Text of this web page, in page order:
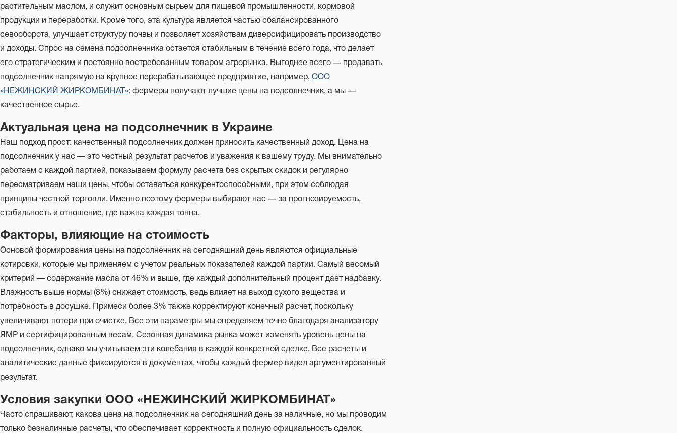
растительным маслом, и служит основным сырьем для пищевой промышленности, кормовой
продукции и переработки. Кроме того, эта культура является частью сбалансированного
севооборота, улучшает структуру почвы и позволяет хозяйствам диверсифицировать производство
и доходы. Спрос на семена подсолнечника остается стабильным в течение всего года, что делает
его стратегическим и постоянно востребованным товаром агрорынка. Выгоднее всего — продавать
подсолнечник напрямую на крупное перерабатывающее предприятие, например, ООО
«НЕЖИНСКИЙ ЖИРКОМБИНАТ»: фермеры получают лучшие цены на подсолнечник, а мы —
качественное сырье.
Актуальная цена на подсолнечник в Украине
Наш подход прост: качественный подсолнечник должен приносить качественный доход. Цена на
подсолнечник у нас — это честный результат расчетов и уважения к вашему труду. Мы внимательно
работаем с каждой партией, показываем формулу расчета без скрытых скидок и регулярно
пересматриваем наши цены, чтобы оставаться конкурентоспособными, при этом соблюдая
принципы честной торговли. Именно поэтому фермеры выбирают нас — за прогнозируемость,
стабильность и отношение, где важна каждая тонна.
Факторы, влияющие на стоимость
Основой формирования цены на подсолнечник на сегодняшний день являются официальные
котировки, которые мы применяем с учетом реальных показателей каждой партии. Самый весомый
критерий — содержание масла от 46% и выше, где каждый дополнительный процент дает надбавку.
Влажность выше нормы (8%) снижает стоимость, ведь влияет на выход сухого вещества и
потребность в досушке. Примеси более 3% также корректируют конечный расчет, поскольку
увеличивают потери при очистке. Все эти параметры мы определяем точно благодаря анализатору
ЯМР и сертифицированным весам. Сезонная динамика рынка может изменять уровень цены на
подсолнечник, однако мы учитываем эти колебания в каждой конкретной сделке. Все расчеты и
аналитические данные фиксируются в документах, чтобы каждый фермер видел аргументированный
результат.
Условия закупки ООО «НЕЖИНСКИЙ ЖИРКОМБИНАТ»
Часто спрашивают, какова цена на подсолнечник на сегодняшний день за наличные, но мы проводим
только безналичные расчеты, что обеспечивает корректность и полную официальность сделок.